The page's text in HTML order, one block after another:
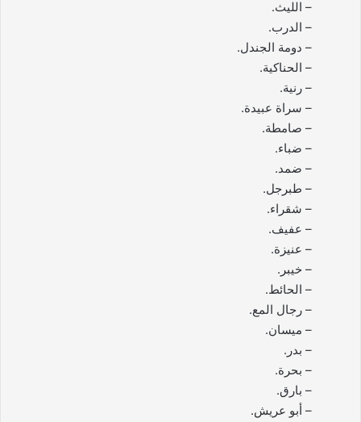
– الليث.
– الدرب.
– دومة الجندل.
– الحناكية.
– رنية.
– سراة عبيدة.
– صامطة.
– ضباء.
– ضمد.
– طبرجل.
– شقراء.
– عفيف.
– عنيزة.
– خيبر.
– الحائط.
– رجال المع.
– ميسان.
– بدر.
– بحرة.
– بارق.
– أبو عريش.